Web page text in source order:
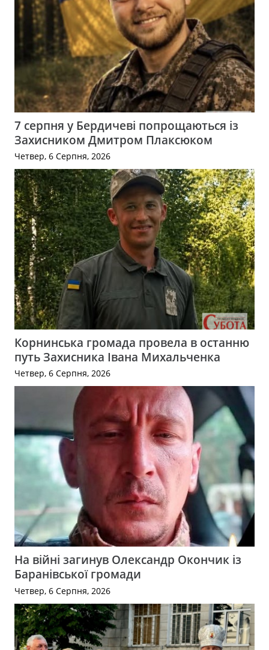
7 серпня у Бердичеві попрощаються із
Захисником Дмитром Плаксюком
Четвер, 6 Серпня, 2026
Корнинська громада провела в останню
путь Захисника Івана Михальченка
Четвер, 6 Серпня, 2026
На війні загинув Олександр Окончик із
Баранівської громади
Четвер, 6 Серпня, 2026